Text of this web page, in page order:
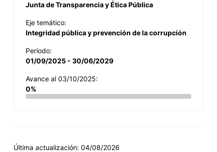
Junta de Transparencia y Ética Pública
Eje temático:
Integridad pública y prevención de la corrupción
Período:
01/09/2025 - 30/06/2029
Avance al 03/10/2025:
0%
Última actualización: 04/08/2026